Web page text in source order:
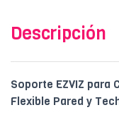
Descripción
Soporte EZVIZ para
Flexible Pared y